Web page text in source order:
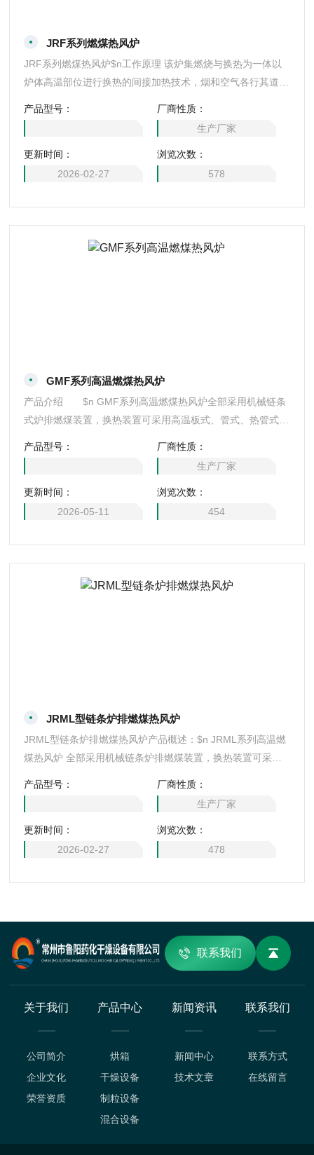
JRF系列燃煤热风炉
JRF系列燃煤热风炉$n工作原理 该炉集燃烧与换热为一体以
炉体高温部位进行换热的间接加热技术，烟和空气各行其道，
方便，使用可靠，且价格低(与一吨锅炉相比该加热系统只相
当于锅炉加热系统价格的一半)
产品型号：
厂商性质：
生产厂家
更新时间：
2026-02-27
浏览次数：
578
GMF系列高温燃煤热风炉
产品介绍 $n GMF系列高温燃煤热风炉全部采用机械链条
式炉排燃煤装置，换热装置可采用高温板式、管式、热管式等
100～450℃的清洁热风，设备各项技术指标达到水平
产品型号：
厂商性质：
生产厂家
更新时间：
2026-05-11
浏览次数：
454
JRML型链条炉排燃煤热风炉
JRML型链条炉排燃煤热风炉产品概述：$n JRML系列高温燃
煤热风炉 全部采用机械链条炉排燃煤装置，换热装置可采用
大、热效率高等优点，可制备100-550℃的清洁热风，设备各
项技术指标达到水平、广泛应用于化工、食品、矿产品、建材
等行业
产品型号：
厂商性质：
生产厂家
更新时间：
2026-02-27
浏览次数：
478
联系我们
关于我们
公司简介
企业文化
荣誉资质
产品中心
烘箱
干燥设备
制粒设备
混合设备
新闻资讯
新闻中心
技术文章
联系我们
联系方式
在线留言